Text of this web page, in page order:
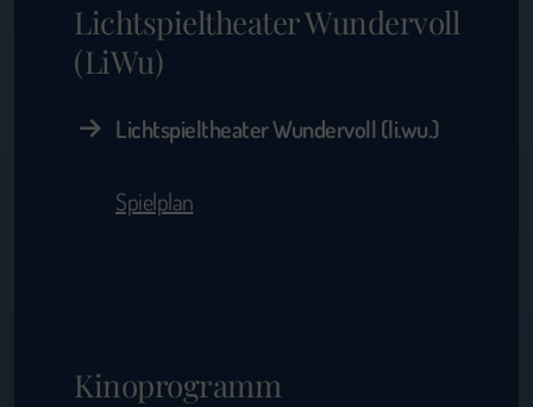
Lichtspieltheater Wundervoll
(LiWu)
Lichtspieltheater Wundervoll (li.wu.)
Spielplan
Kinoprogramm